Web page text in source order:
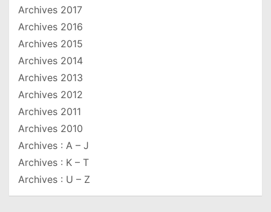
Archives 2017
Archives 2016
Archives 2015
Archives 2014
Archives 2013
Archives 2012
Archives 2011
Archives 2010
Archives : A – J
Archives : K – T
Archives : U – Z